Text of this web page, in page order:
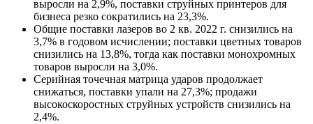
выросли на 2,9%, поставки струйных принтеров для
бизнеса резко сократились на 23,3%.
Общие поставки лазеров во 2 кв. 2022 г. снизились на
3,7% в годовом исчислении; поставки цветных товаров
снизились на 13,8%, тогда как поставки монохромных
товаров выросли на 3,0%.
Серийная точечная матрица ударов продолжает
снижаться, поставки упали на 27,3%; продажи
высокоскоростных струйных устройств снизились на
2,4%.